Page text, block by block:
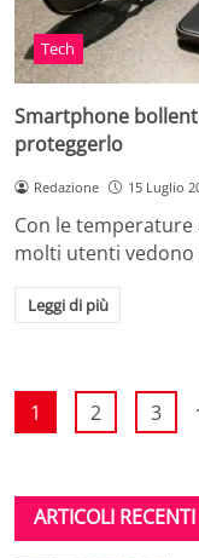
Tech
Smartphone
proteggerlo
Redazione 15 Luglio
Con le temperature
molti utenti
Leggi di più
1 2 3
ARTICOLI RECENTI